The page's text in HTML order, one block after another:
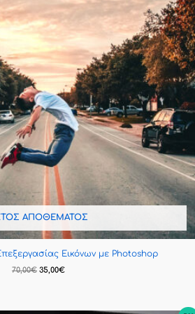
ΑΠΟΘΈΜΑΤΟΣ
Εικόνων με Photoshop
70,00€ 35,00€